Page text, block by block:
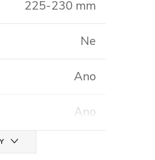
225-230 mm
Ne
Ano
Ano